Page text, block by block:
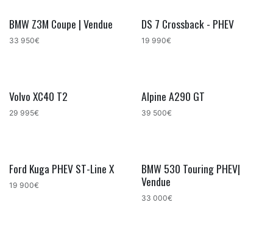
BMW Z3M Coupe | Vendue
33 950€
DS 7 Crossback - PHEV
19 990€
Volvo XC40 T2
29 995€
Alpine A290 GT
39 500€
Ford Kuga PHEV ST-Line X
19 900€
BMW 530 Touring PHEV|
Vendue
33 000€